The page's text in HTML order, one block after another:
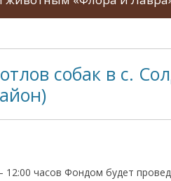
собак в с.
12:00 часов Фондом будет